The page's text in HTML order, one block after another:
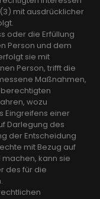
mit ausdrücklicher
oder die Erfüllung
Person und dem
sie mit
Person, trifft die
Maßnahmen,
wozu
Eingreifens einer
Darlegung des
der Entscheidung
mit Bezug auf
kann sie
des für die